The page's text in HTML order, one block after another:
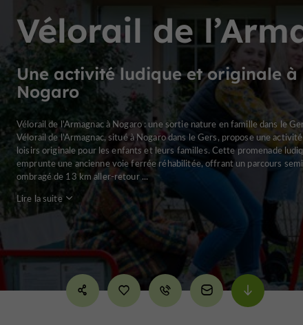
Vélorail de
Une activité ludique et originale à
Nogaro
Vélorail de l'Armagnac à Nogaro : une sortie nature en famille dans le
Vélorail de l'Armagnac, situé à Nogaro dans le Gers, propose une
loisirs originale pour les enfants et leurs familles. Cette promenade
emprunte une ancienne voie ferrée réhabilitée, offrant un parcours
ombragé de 13 km aller-retour ...
Lire la suite